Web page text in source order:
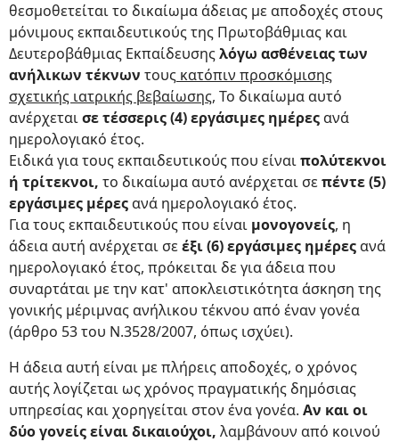
θεσμοθετείται το δικαίωμα άδειας με αποδοχές στους
μόνιμους εκπαιδευτικούς της Πρωτοβάθμιας και
Δευτεροβάθμιας Εκπαίδευσηςλόγω ασθένειας των
ανήλικων τέκνων τους κατόπιν προσκόμισης
σχετικής ιατρικής βεβαίωσης, Το δικαίωμα αυτό
ανέρχεταισε τέσσερις (4) εργάσιμες ημέρεςανά
ημερολογιακό έτος.
Ειδικά για τους εκπαιδευτικούς που είναιπολύτεκνοι
ή τρίτεκνοι, το δικαίωμα αυτό ανέρχεται σεπέντε (5)
εργάσιμες μέρεςανά ημερολογιακό έτος.
Για τους εκπαιδευτικούς που είναι μονογονείς, η
άδεια αυτή ανέρχεται σεέξι (6) εργάσιμες ημέρεςανά
ημερολογιακό έτος, πρόκειται δε για άδεια που
συναρτάται με την κατ' αποκλειστικότητα άσκηση της
γονικής μέριμνας ανήλικου τέκνου από έναν γονέα
(άρθρο 53 του Ν.3528/2007, όπως ισχύει).
Η άδεια αυτή είναι με πλήρεις αποδοχές, ο χρόνος
αυτής λογίζεται ως χρόνος πραγματικής δημόσιας
υπηρεσίας και χορηγείται στον ένα γονέα. Αν και οι
δύο γονείς είναι δικαιούχοι, λαμβάνουν από κοινού